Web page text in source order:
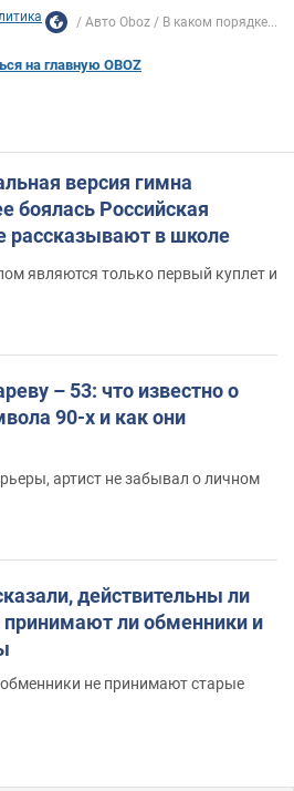
Авто Oboz В каком порядке...
на главную OBOZ
версия гимна
боялась Российская
рассказывают в школе
являются только первый куплет и
– 53: что известно о
90-х и как они
артист не забывал о личном
действительны ли
ли обменники и
не принимают старые